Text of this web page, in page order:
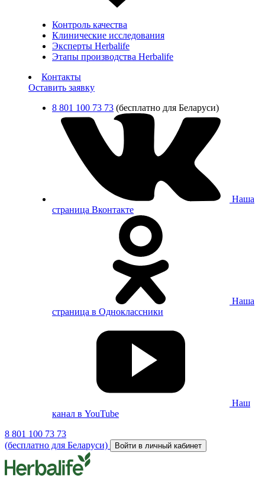
Контроль качества
Клинические исследования
Эксперты Herbalife
Этапы производства Herbalife
Контакты
Оставить заявку
8 801 100 73 73 (бесплатно для Беларуси)
Наша
страница Вконтакте
Наша
страница в Одноклассники
Наш
канал в YouTube
8 801 100 73 73
(бесплатно для Беларуси)
Войти в личный кабинет